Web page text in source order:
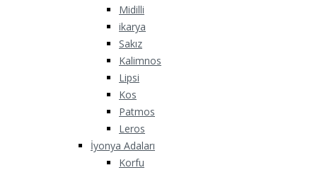
Midilli
ikarya
Sakız
Kalimnos
Lipsi
Kos
Patmos
Leros
İyonya Adaları
Korfu